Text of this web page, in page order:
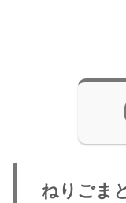
ねりごま